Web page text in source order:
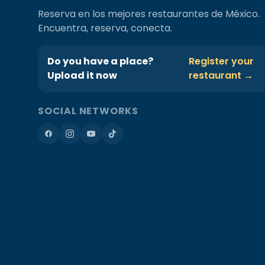
Reserva en los mejores restaurantes de México.
Encuentra, reserva, conecta.
Do you have a place?
Upload it now
Register your
restaurant →
SOCIAL NETWORKS